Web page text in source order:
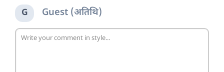
G Guest (अतिथि)